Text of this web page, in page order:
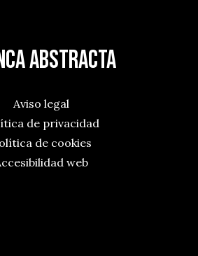
Abstracta
Aviso legal
de privacidad
de cookies
web